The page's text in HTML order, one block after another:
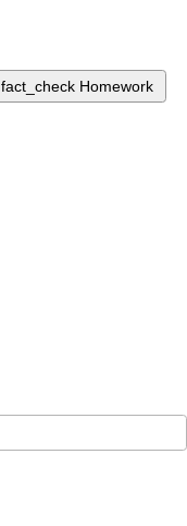
fact_check Homework